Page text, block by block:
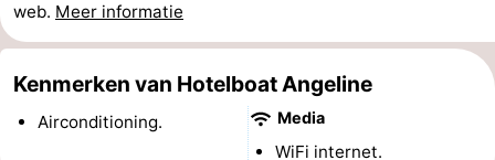
&
Bezienswaardigheden
Musea
-
web. Meer informatie
Kenmerken van Hotelboat Angeline
Airconditioning. Media
WiFi internet.